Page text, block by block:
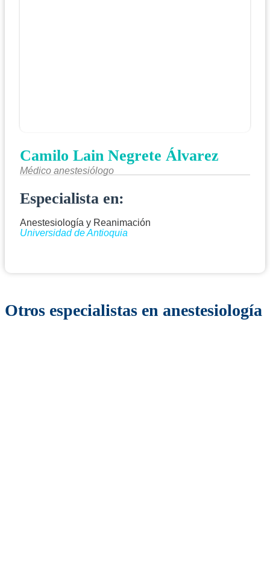
Camilo Lain Negrete Álvarez
Médico anestesiólogo
Especialista en:
Anestesiología y Reanimación
Universidad de Antioquia
Otros especialistas en anestesiología